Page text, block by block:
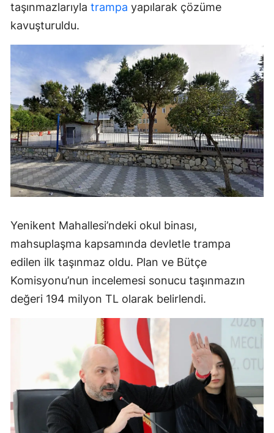
taşınmazlarıyla trampa yapılarak çözüme
kavuşturuldu.
Yenikent Mahallesi’ndeki okul binası,
mahsuplaşma kapsamında devletle trampa
edilen ilk taşınmaz oldu. Plan ve Bütçe
Komisyonu’nun incelemesi sonucu taşınmazın
değeri 194 milyon TL olarak belirlendi.